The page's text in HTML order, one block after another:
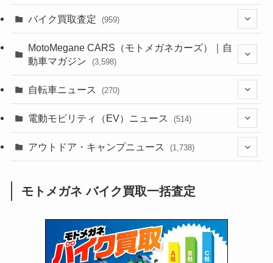
(44)
(637)
(118)
(60)
(31)
(51)
(34)
(251)
(38)
(24)
(16)
(25)
(249)
(64)
(16)
(62)
(306)
(6,953)
(2,473)
(249)
(1,226)
(12)
(131)
(167)
(66)
(16)
(141)
(1,139)
(166)
(23)
(415)
バイク買取査定 (959)
(352)
MotoMegane CARS（モトメガネカーズ）｜自
動車マガジン
(3,598)
(185)
(137)
(72)
(2,739)
(126)
(170)
自転車ニュース (270)
(54)
(211)
電動モビリティ（EV）ニュース (514)
(132)
(171)
(118)
(27)
アウトドア・キャンプニュース (1,738)
(1,605)
(147)
モトメガネ バイク買取一括査定